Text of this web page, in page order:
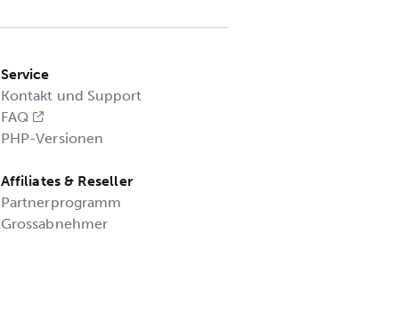
Service
Kontakt und Support
FAQ
PHP-Versionen
Affiliates & Reseller
Partnerprogramm
Grossabnehmer